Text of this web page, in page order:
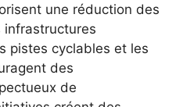
une réduction des
infrastructures
pistes cyclables et les
des
de